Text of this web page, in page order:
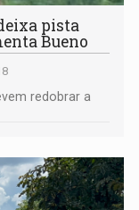
pista
Bueno
redobrar a